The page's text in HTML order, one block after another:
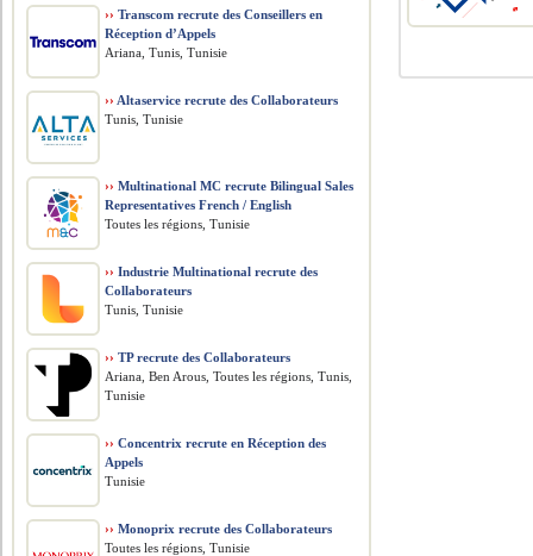
›› Transcom recrute des Conseillers en
Réception d’Appels
Ariana, Tunis, Tunisie
›› Altaservice recrute des Collaborateurs
Tunis, Tunisie
›› Multinational MC recrute Bilingual Sales
Representatives French / English
Toutes les régions, Tunisie
›› Industrie Multinational recrute des
Collaborateurs
Tunis, Tunisie
›› TP recrute des Collaborateurs
Ariana, Ben Arous, Toutes les régions, Tunis,
Tunisie
›› Concentrix recrute en Réception des
Appels
Tunisie
›› Monoprix recrute des Collaborateurs
Toutes les régions, Tunisie